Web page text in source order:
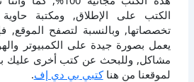
الكتب على الإطلاق, ومكتبة
يعمل بصورة جيدة على الكمبيوتر
مشاكل, وللبحث عن كتب أخرى عليك
لموقعنا من هناكتبي بي دي إف.